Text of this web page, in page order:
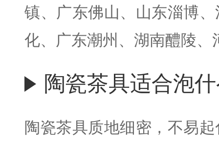
镇、广东佛山、山东淄博
化、广东潮州、湖南醴陵、
陶瓷茶具适合泡
陶瓷茶具质地细密，不易